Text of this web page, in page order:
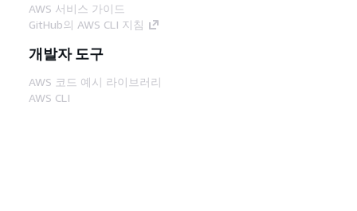
AWS 서비스 가이드
GitHub의 AWS CLI 지침
개발자 도구
AWS 코드 예시 라이브러리
AWS CLI